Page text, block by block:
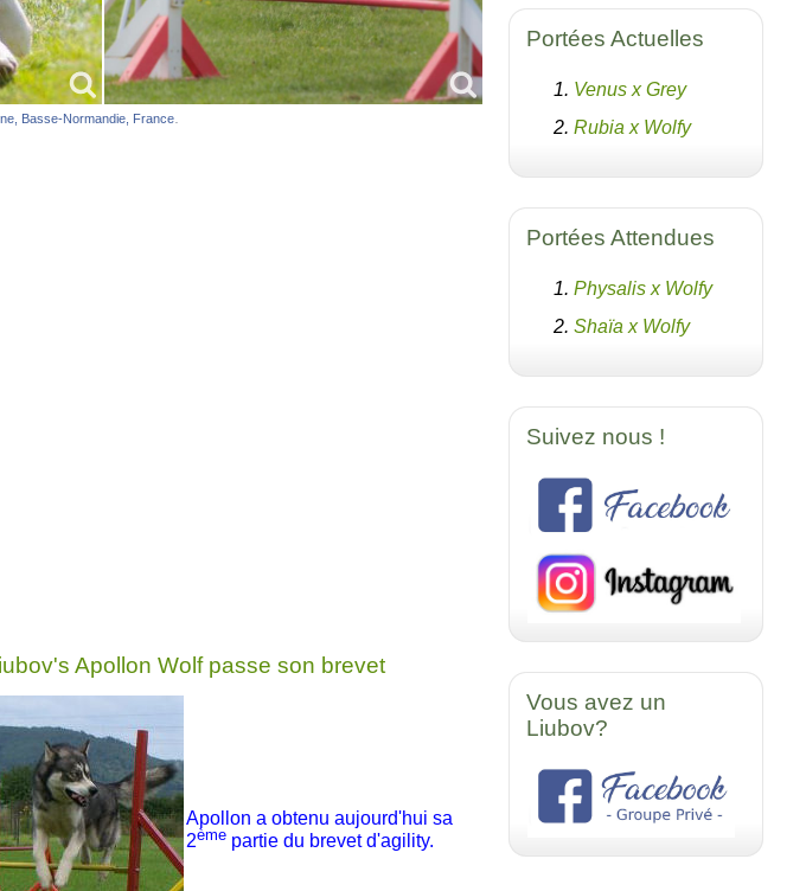
Basse-Normandie, France.
Apollon Wolf passe son brevet
Apollon a obtenu aujourd'hui sa
2ème partie du brevet d'agility.
Portées Actuelles
Venus x Grey
Rubia x Wolfy
Portées Attendues
Physalis x Wolfy
Shaïa x Wolfy
Suivez nous !
Vous avez un
Liubov?